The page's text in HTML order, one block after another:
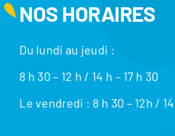
NOS HORAIRES
Du lundi au jeudi :
8 h 30 – 12 h / 14 h – 17 h 30
Le vendredi : 8 h 30 – 12h / 14